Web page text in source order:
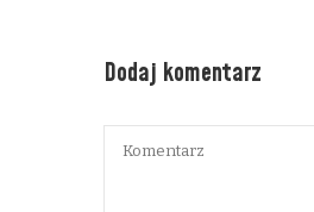
Dodaj komentarz